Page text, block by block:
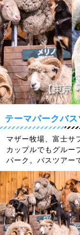
テーマパークバス
マザー牧場、富士サ
カップルでもグルー
パーク。バスツアー